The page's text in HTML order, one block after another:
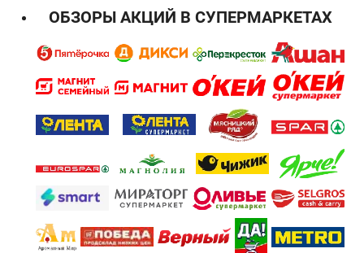
ОБЗОРЫ АКЦИЙ В СУПЕРМАРКЕТАХ